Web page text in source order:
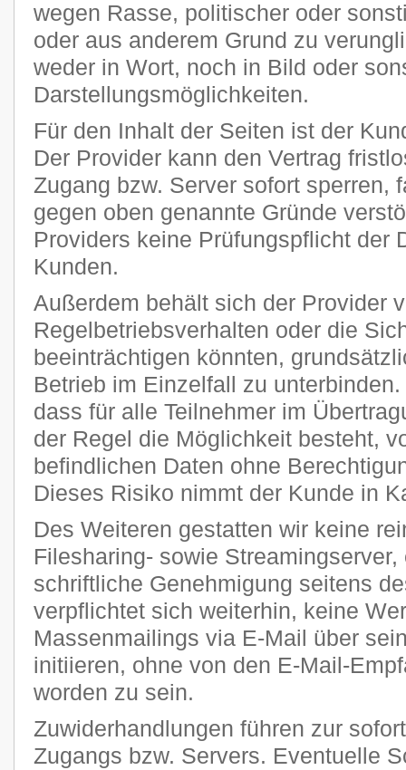
wegen Rasse, politischer oder
oder aus anderem Grund zu
weder in Wort, noch in Bild oder
Darstellungsmöglichkeiten.
Für den Inhalt der Seiten ist der
Der Provider kann den Vertrag
Zugang bzw. Server sofort sperren,
gegen oben genannte Gründe
Providers keine Prüfungspflicht der
Kunden.
Außerdem behält sich der Provider
Regelbetriebsverhalten oder die
beeinträchtigen könnten,
Betrieb im Einzelfall zu
dass für alle Teilnehmer im
der Regel die Möglichkeit besteht,
befindlichen Daten ohne
Dieses Risiko nimmt der Kunde in
Des Weiteren gestatten wir keine
Filesharing- sowie
schriftliche Genehmigung seitens
verpflichtet sich weiterhin, keine
Massenmailings via E-Mail über
initiieren, ohne von den E-Mail-
worden zu sein.
Zuwiderhandlungen führen zur
Zugangs bzw. Servers. Eventuelle